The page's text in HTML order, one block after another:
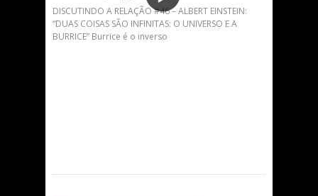
DISCUTINDO A RELAÇÃO #46 – ALBERT EINSTEIN:
“DUAS COISAS SÃO INFINITAS: O UNIVERSO E A
BURRICE” Burrice é o inverso